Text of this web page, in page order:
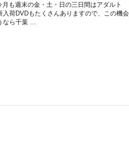
も週末の金・土・日の三日間はアダルト
荷DVDもたくさんありますので、この機会
なら千葉 …